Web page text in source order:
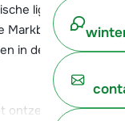
ligging; in het
Markbachjochbahn
in de nabije
ontzettend groot,